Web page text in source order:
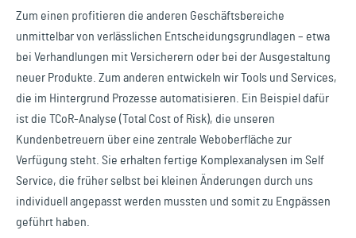
Zum einen profitieren die anderen Geschäftsbereiche
unmittelbar von verlässlichen Entscheidungsgrundlagen – etwa
bei Verhandlungen mit Versicherern oder bei der Ausgestaltung
neuer Produkte. Zum anderen entwickeln wir Tools und Services,
die im Hintergrund Prozesse automatisieren. Ein Beispiel dafür
ist die TCoR-Analyse (Total Cost of Risk), die unseren
Kundenbetreuern über eine zentrale Weboberfläche zur
Verfügung steht. Sie erhalten fertige Komplexanalysen im Self
Service, die früher selbst bei kleinen Änderungen durch uns
individuell angepasst werden mussten und somit zu Engpässen
geführt haben.